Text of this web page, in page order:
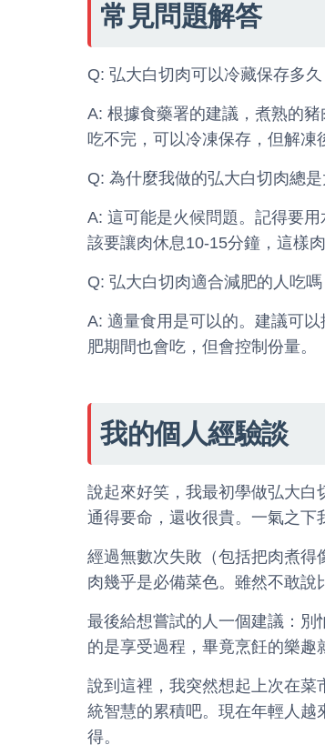
常見問題解答
Q: 弘大白切肉可以冷藏保存多久
A: 根據食藥署的建議，煮熟的
吃不完，可以冷凍保存，但解凍
Q: 為什麼我做的弘大白切肉總是
A: 這可能是火候問題。記得要
該要讓肉休息10-15分鐘，這樣
Q: 弘大白切肉適合減肥的人吃嗎
A: 適量食用是可以的。建議可
肥期間也會吃，但會控制份量。
我的個人經驗談
說起來好笑，我最初學做弘大
通得要命，還收很貴。一氣之下
經過無數次失敗（包括把肉煮得
肉幾乎是必備菜色。雖然不敢說
最後給想嘗試的人一個建議：
的是享受過程，畢竟烹飪的樂趣
說到這裡，我突然想起上次在
統智慧的累積吧。現在年輕人
得。